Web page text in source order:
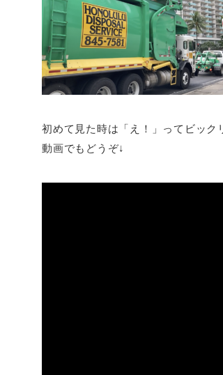
初めて見た時は「え！」ってビック
動画でもどうぞ↓